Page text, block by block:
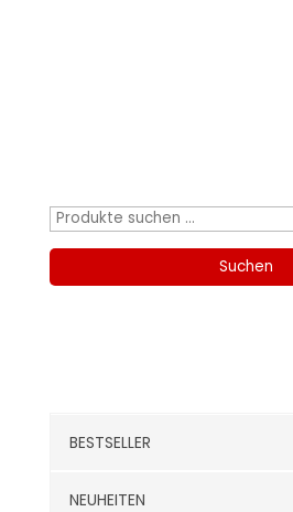
Suchen
Suchen
BESTSELLER
NEUHEITEN